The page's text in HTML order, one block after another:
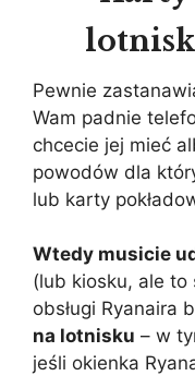
Pewnie
Wam padnie
chcecie jej mieć
powodów dla
lub karty
Wtedy musicie
(lub kiosku, ale to
obsługi Ryanaira
na lotnisku – w
jeśli okienka